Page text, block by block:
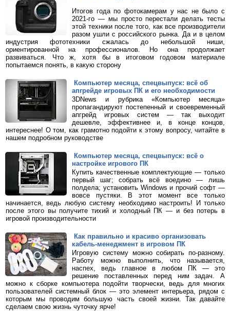
Итогов года по фотокамерам у нас не было с
2021-го — мы просто перестали делать тесты
этой техники после того, как все производители
разом ушли с российского рынка. Да и в целом
индустрия фототехники сжалась до небольшой ниши,
ориентированной на профессионалов. Но она продолжает
развиваться. Что ж, хотя бы в итоговом годовом материале
попытаемся понять, в какую сторону
Компьютер месяца, спецвыпуск: всё об
апгрейде игровых ПК и его необходимости
3DNews и рубрика «Компьютер месяца»
пропагандируют постепенный и своевременный
апгрейд игровых систем — так выходит
дешевле, эффективнее и, в конце концов,
интереснее! О том, как грамотно подойти к этому вопросу, читайте в
нашем подробном руководстве
Компьютер месяца, спецвыпуск: всё о
настройке игрового ПК
Купить качественные комплектующие — только
первый шаг; собрать всё воедино — лишь
полдела; установить Windows и прочий софт —
вовсе пустяки. В этот момент все только
начинается, ведь любую систему необходимо настроить! И только
после этого вы получите тихий и холодный ПК — и без потерь в
игровой производительности
Как правильно и красиво организовать
кабель-менеджмент в игровом ПК
Игровую систему можно собирать по-разному.
Работу можно выполнить, что называется,
наспех, ведь главное в любом ПК — это
решение поставленных перед ним задач. А
можно к сборке компьютера подойти творчески, ведь для многих
пользователей системный блок — это элемент интерьера, рядом с
которым мы проводим большую часть своей жизни. Так давайте
сделаем свою жизнь чуточку ярче!